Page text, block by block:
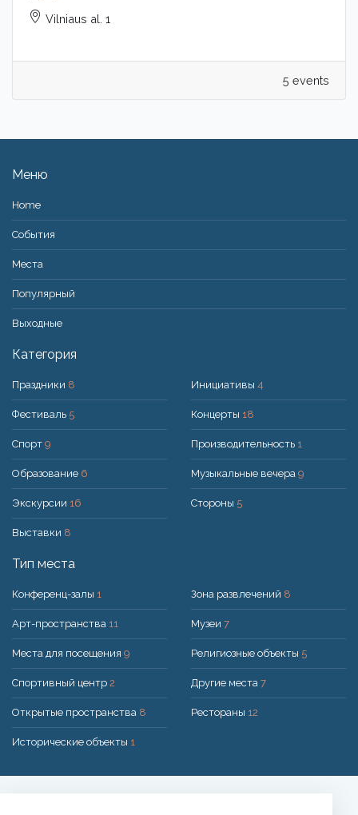
Vilniaus al. 1
5 events
Меню
Home
События
Места
Популярный
Bыходные
Категория
Праздники 8
Фестиваль 5
Спорт 9
Образование 6
Экскурсии 16
Выставки 8
Инициативы 4
Концерты 18
Производительность 1
Музыкальные вечера 9
Стороны 5
Тип места
Конференц-залы 1
Арт-пространства 11
Места для посещения 9
Спортивный центр 2
Открытые пространства 8
Исторические объекты 1
Зона развлечений 8
Музеи 7
Религиозные объекты 5
Другие места 7
Рестораны 12